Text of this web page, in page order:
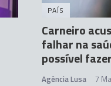
PAÍS
Carneiro
falhar na
possível
Agência Lusa 7